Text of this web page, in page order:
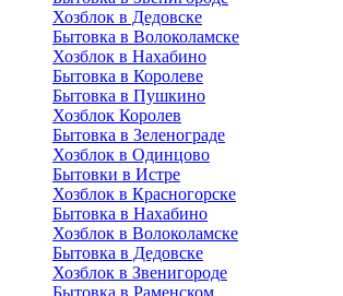
Хозблок в Дедовске
Бытовка в Волоколамске
Хозблок в Нахабино
Бытовка в Королеве
Бытовкa в Пушкино
Хозблок Королев
Бытовка в Зеленограде
Хозблок в Одинцово
Бытовки в Истре
Хозблок в Красногорске
Бытовка в Нахабино
Хозблок в Волоколамске
Бытовкa в Дедовске
Хозблок в Звенигороде
Бытовка в Раменском